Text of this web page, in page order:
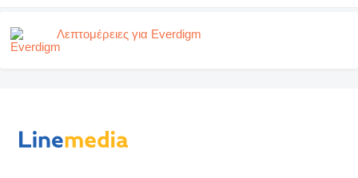
Λεπτομέρειες για Everdigm